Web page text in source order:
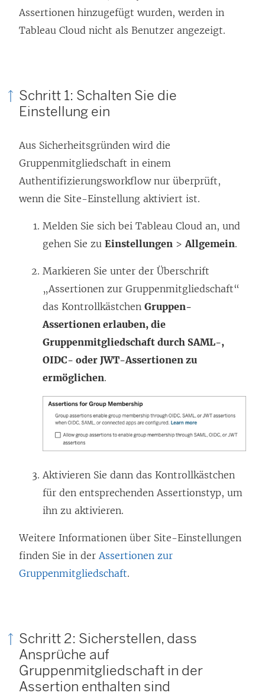
Assertionen hinzugefügt wurden, werden in
Tableau Cloud nicht als Benutzer angezeigt.
Schritt 1: Schalten Sie die
Einstellung ein
Aus Sicherheitsgründen wird die
Gruppenmitgliedschaft in einem
Authentifizierungsworkflow nur überprüft,
wenn die Site-Einstellung aktiviert ist.
Melden Sie sich bei Tableau Cloud an, und
gehen Sie zu Einstellungen > Allgemein.
Markieren Sie unter der Überschrift
„Assertionen zur Gruppenmitgliedschaft“
das Kontrollkästchen Gruppen-
Assertionen erlauben, die
Gruppenmitgliedschaft durch SAML-,
OIDC- oder JWT-Assertionen zu
ermöglichen.
Aktivieren Sie dann das Kontrollkästchen
für den entsprechenden Assertionstyp, um
ihn zu aktivieren.
Weitere Informationen über Site-Einstellungen
finden Sie in der Assertionen zur
Gruppenmitgliedschaft.
Schritt 2: Sicherstellen, dass
Ansprüche auf
Gruppenmitgliedschaft in der
Assertion enthalten sind